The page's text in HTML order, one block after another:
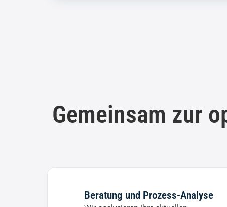
Gemeinsam zur
Beratung und Prozess-Analyse